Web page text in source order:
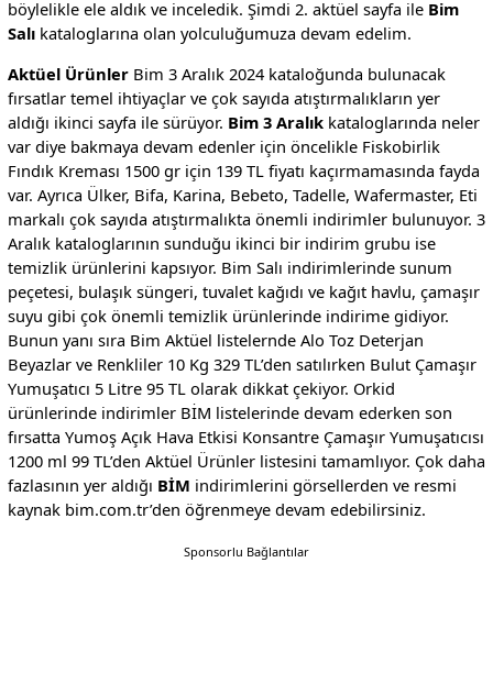
böylelikle ele aldık ve inceledik. Şimdi 2. aktüel sayfa ile Bim
Salıkataloglarına olan yolculuğumuza devam edelim.
Aktüel ÜrünlerBim 3 Aralık 2024 kataloğunda bulunacak
fırsatlar temel ihtiyaçlar ve çok sayıda atıştırmalıkların yer
aldığı ikinci sayfa ile sürüyor. Bim 3 Aralıkkataloglarında neler
var diye bakmaya devam edenler için öncelikle Fiskobirlik
Fındık Kreması 1500 gr için 139 TL fiyatı kaçırmamasında fayda
var. Ayrıca Ülker, Bifa, Karina, Bebeto, Tadelle, Wafermaster, Eti
markalı çok sayıda atıştırmalıkta önemli indirimler bulunuyor. 3
Aralık kataloglarının sunduğu ikinci bir indirim grubu ise
temizlik ürünlerini kapsıyor. Bim Salı indirimlerinde sunum
peçetesi, bulaşık süngeri, tuvalet kağıdı ve kağıt havlu, çamaşır
suyu gibi çok önemli temizlik ürünlerinde indirime gidiyor.
Bunun yanı sıra Bim Aktüel listelernde Alo Toz Deterjan
Beyazlar ve Renkliler 10 Kg 329 TL’den satılırken Bulut Çamaşır
Yumuşatıcı 5 Litre 95 TL olarak dikkat çekiyor. Orkid
ürünlerinde indirimler BİM listelerinde devam ederken son
fırsatta Yumoş Açık Hava Etkisi Konsantre Çamaşır Yumuşatıcısı
1200 ml 99 TL’den Aktüel Ürünler listesini tamamlıyor. Çok daha
fazlasının yer aldığı BİM indirimlerini görsellerden ve resmi
kaynak bim.com.tr’den öğrenmeye devam edebilirsiniz.
Sponsorlu Bağlantılar